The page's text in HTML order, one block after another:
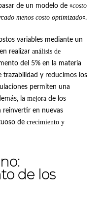
de un modelo de «costo
menos costo optimizado«.
variables mediante un
realizar análisis de
del 5% en la materia
trazabilidad y reducimos los
permiten una
la mejorade los
reinvertir en nuevas
de crecimiento y
de los